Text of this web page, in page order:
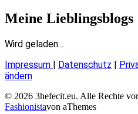
Meine Lieblingsblogs
Wird geladen...
Impressum | Datenschutz |
ändern
© 2026 3hefecit.eu. Alle Rechte
Fashionistavon aThemes